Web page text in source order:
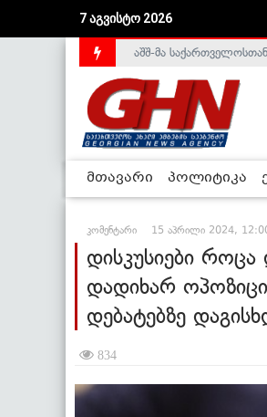
7 აგვისტო 2026
საქართველოს დე-ფაქტო
აშშ-მა
მთავარი პოლიტიკა
კომენტარი 15 აპრილი 2024,
დისკუსიები
დადიხარ
დებატებზე
834